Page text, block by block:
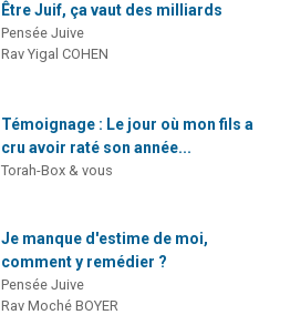
Être Juif, ça vaut des milliards
Pensée Juive
Rav Yigal COHEN
Témoignage : Le jour où mon fils a
cru avoir raté son année...
Torah-Box & vous
Je manque d'estime de moi,
comment y remédier ?
Pensée Juive
Rav Moché BOYER